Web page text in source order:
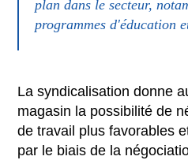
plan dans le secteur,
programmes d'éducation
La syndicalisation donne
magasin la possibilité de
de travail plus favorables
par le biais de la